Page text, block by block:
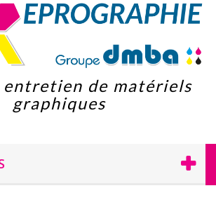
entretien de matériels
graphiques